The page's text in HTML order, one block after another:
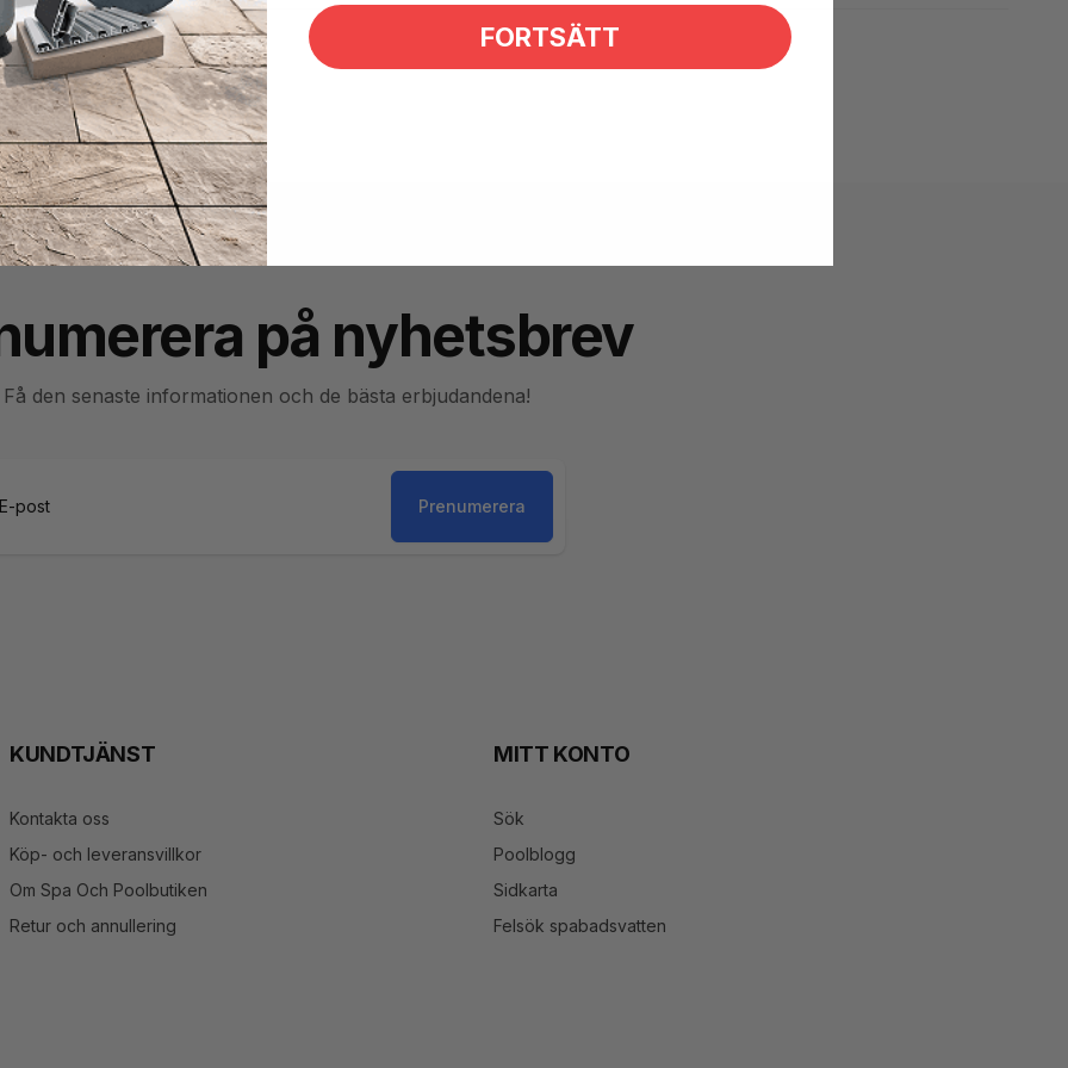
på nyhetsbrev
Få den senaste informationen och de bästa erbjudandena!
Prenumerera
KUNDTJÄNST
Kontakta oss
Köp- och leveransvillkor
Om Spa Och Poolbutiken
Retur och annullering
MITT KONTO
Sök
Poolblogg
Sidkarta
Felsök spabadsvatten
FORTSÄTT